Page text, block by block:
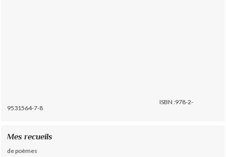
ISBN :978-2-
9531564-7-8
Mes recueils
de poèmes